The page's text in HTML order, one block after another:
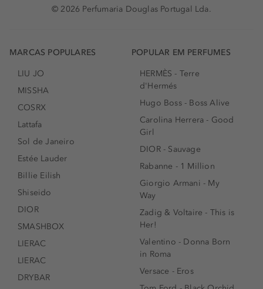
© 2026 Perfumaria Douglas Portugal Lda.
MARCAS POPULARES
LIU JO
MISSHA
COSRX
Lattafa
Sol de Janeiro
Estée Lauder
Billie Eilish
Shiseido
DIOR
SMASHBOX
LIERAC
LIERAC
DRYBAR
POPULAR EM PERFUMES
HERMÈS - Terre
d'Hermés
Hugo Boss - Boss Alive
Carolina Herrera - Good
Girl
DIOR - Sauvage
Rabanne - 1 Million
Giorgio Armani - My
Way
Zadig & Voltaire - This is
Her!
Valentino - Donna Born
in Roma
Versace - Eros